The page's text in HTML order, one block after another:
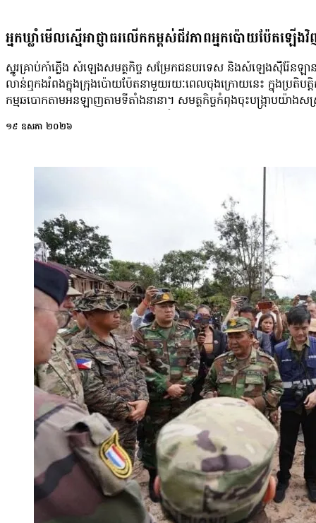
ពាល់បើយើងរវល់តែគិតបញ្ហាព្រំដែនពេក អារម្មណ៍របស់យើងវានៅអត់មូល
ពិបាកបែងចែកគិតរឿងប្រទេសជាតិផង ហើយលក់ដូរគិតច្រើនអីក៏វាអារម្មណ៍
ការវិលត្រលប់នៃសន្តិភាពពេញលេញ និងការបើកឱ្យភ្ញៀវទេសចរចូលទស្សនា
ដើម្បីឱ្យសេដ្ឋកិច្ចមូលដ្ឋានមានជីវិតសាជាថ្មី។ អ្នកស្រីអាជីវករលក់ភេសជ្ជៈរូបន
«ចង់ឱ្យស្រុកយើងសន្តិភាពវិញ អត់មានបញ្ហាអីកើតឡើង កុំឱ្យមានផលប៉ះពា
លក់ដូរ អ្នកធ្វើការវាខាតបង់ទាំងអស់ សិស្សសាលាក៏ខកខានរៀន។ ចង់ឱ្យ
ព្រះវិហារដែលអាជ្ញាធរត្រូវការពេលវេលាជួសជុល និងបោសសម្អាតយុទ្ធភណ្ឌ
អាចចំណាយពេលចន្លោះ​ពី៦ខែ ដល់១ឆ្នាំ។ លោក បន្ថែមទៀតថា បច្ចុប្បន្ននៅ
ប្រាសាទព្រះវិហារមានគ្រាប់មិនទាន់ផ្ទុះជាច្រើន ដែលសូម្បីកងកម្លាំងឈរជើ
ដើរតាមគំនូសណែនាំដោយស៊ីម៉ាក់ដែរ។ ហេតុដូចនេះហើយ អាជ្ញាធរនៅមិនទ
ពលរដ្ឋចូលទស្សនាប្រាសាទព្រះវិហារវិញនៅឡើយ ដើម្បីធានាដល់សុវត្ថិភា
និយាយថា៖ «ការបិទដោយសារការខូចខាតប្រាសាទព្រះវិហារធ្ងន់ធ្ងរ ហើយកន្ល
ច្រើន ដែលទាមទារឱ្យអាជ្ញាធរជាតិព្រះវិហារសង្រ្គោះប្រាសាទពីការដួលរលំប
មុនសិន»។ រីឯអភិបាលខេត្តព្រះវិហារលោក គីម រិទ្ធី បានបញ្ជាក់បន្ថែមដែរថា
វិហាររង​ផលប៉ះពាល់ធ្ងន់ធ្ងរពេក ទើបនៅមិនទាន់ឱ្យពលរដ្ឋចូលទស្សនាវិញ
លោក ថា ប្រសិនបើសប្បុរសជនមានបំណងចង់ជួយដល់ពលរដ្ឋរងផលប៉ះពាល់
បន្ទាត់ព្រំដែនអាចទាក់ទងមកអាជ្ញាធរនៅក្នុងតំបន់បាន។ អ្នកស្រាវជ្រាវការអ
សេដ្ឋកិច្ចលោកបណ្ឌិត ជ័យ តិច មានប្រសាសន៍ថា បញ្ហាកម្ពុជា-ថៃ អ្នកក្រពុ
ពលរដ្ឋរស់នៅតាមព្រំដែន ជាពិសេសអ្នកពឹងផ្អែកលើការដោះដូរទំនិញ។ ក
យល់ថា រដ្ឋាភិបាលត្រូវគិតគូរដល់ពលរដ្ឋទាំងនោះ តាមរយៈការបន្ថយពន្ធ និង
គាំពារសង្គមផ្សេងៗ។ ចំណែកវិស័យទេសចរណ៍ លោក ជ័យ តិច ផ្ដល់យោបល់
រដ្ឋាភិបាលគួរបង្កើតបរិយាកាសអំណោយផលដល់អ្នកទេសចរ ជាពិសេសទេសច
ដំណើរកំសាន្តទៅកាន់រមណីយដ្ឋាននានាតាមបន្ទាត់ព្រំដែន ដើម្បីរុញអាជីវក
ការប្រសើរឡើងវិញ ក៏ដូចជាផ្ដល់ប្រាក់ចំណូលបន្ថែមដល់ពលរដ្ឋផង។ លោក ប
រដ្ឋាភិបាលជួយជំរុញទេសចរណ៍ ជាពិសេសទេសចរណ៍ក្នុងស្រុក ទៅទស្សនា
ផ្សេងៗតាមបណ្ដោយព្រំដែននេះ ដើម្បីជួយពួកគាត់ក្នុងការលក់ដូរ ក៏ដូចជាប
ចំណូលសម្រាប់ជីវភាព»។ ជាងនេះទៅទៀត លោក ជ័យ តិច ថា រដ្ឋាភិបាលក៏ត្
ដល់កសិករតាមព្រំដែនដែលភាគច្រើនកសិផលរបស់ពួកគេនាំចេញទៅកាន់ប្រ
អ្នកឃ្លាំមើលស្នើអាជ្ញាធរលើកកម្ពស់ជីវភាពអ្នកប៉ោយប៉ែតឡើ
ស្នូរគ្រាប់កាំភ្លើង សំឡេងសមត្ថកិច្ច សម្រែកជនបរទេស និងសំឡេងស៊ឺរ៉ែន
លាន់ឮកងរំពងក្នុងក្រុងប៉ោយប៉ែតនាមួយរយៈពេលចុងក្រោយនេះ ក្នុងប្រតិបត្តិកា
កម្មឆបោកតាមអនឡាញតាមទីតាំងនានា។ សមត្ថកិច្ចកំពុងចុះបង្រ្កាបយ៉ាង
ប៉ុន្តែនៅជ្រុងម្ខាងទៀត គេក៏អាចស្តាប់ឮសំឡេងត្អូញត្អែរពីពលរដ្ឋមួយចំនួនកំពុ
ធ្វើការក្នុងជំរុំបោកប្រាស់ ខ្លះទៀតជាជាបុគ្គលិកកាស៊ីណូអនឡាញ។ យ៉ាងណាក្
ឆាប់បោសសម្អាតឧក្រិដ្ឋកម្មអនឡាញរួចរាល់ជាស្ថាពរ ន្អាលស្ដារសេដ្ឋកិច្ច
ជាឈ្មោះហៅក្រៅរបស់ពលរដ្ឋម្នាក់ដែលសុំមិនបញ្ចេញឈ្មោះពិត បានបង្ហាញក្ដីប
ក្រោយឃើញជនបរទេសជាច្រើននាក់ ត្រូវបានសមត្ថកិច្ចបង្ក្រាប។ មានមុខរប
ក្នុងសង្កាត់មួយនៅក្រុងប៉ោយប៉ែត អ្នកស្រីទទួលស្គាល់ថា ចំណូលមួយផ្នែកធំ
ប្រតិបត្តិករអនឡាញដែលទិញចំណីចំណុកប្រចាំថ្ងៃ។ អ្នកស្រីលើកឡើងថា៖
យើងលក់ដូររាល់ថ្ងៃផ្ដោតទៅលើជនជាតិច្រើនជាងខ្មែរ ព្រោះជនជាតិវាញាំរបស់
ដល់ពេលគេបង្ក្រាបមួយពីរបីអ៊ីចឹងទៅវាបាត់ច្រើន ហើយគ្នាភ័យខ្លាចក្នុងការ
ចេញមកទិញអីញាំ»។ មុនការបង្ក្រាបឧក្រិដ្ឋកម្មអនឡាញ ក្នុងមួយថ្ងៃ រីណា
បានពី៤ ទៅ៥សែនរៀល តែមកទល់ពេលនេះចំណូលបានធ្លាក់ចុះស្ទើរពាក់
នឹងបន្តធ្លាក់ចុះជាងនេះទៀត។ យ៉ាងណាម៉ិញ រីណា ទើបចាប់របរនេះបានជ
ក្រោយបាត់បង់ការងារជាបុគ្គ​លិកកាស៊ីណូ ដោយសារក្រុមហ៊ុនផ្លាស់ប្ដូរទីតាំងទ
បន្ទាប់ពីមានការផ្ទុះអាវុធនៅព្រំដែន ខែធ្នូ ឆ្នាំ២០២៥។ ស្ត្រីវ័យជាង២០ឆ្ន
ខ្លួនរងគ្រោះផ្នែកជីវភាពបីដងផ្ទួនៗគ្នា ក្នុងរយៈពេលមិនដល់១ឆ្នាំ។ រងគ្រោ
ដោយសារការបិទច្រកព្រំដែនអន្តរជាតិប៉ោយប៉ែតក្នុងខេត្តបន្ទាយមានជ័យ រ
ការបាត់បង់ការងារនៅកាស៊ីណូ និងទីបីគឺបាត់​បង់ចំណូល ដោយសារឥទ្ធិពលយុទ្ធ
ឧក្រិដ្ឋកម្មអនឡាញនៅខែមេសា ឆ្នាំ២០២៦។ អ្នកស្រីបន្តថា៖ «ប៉ះពាល់ច្រ
ផ្ទះជួលអត់មានចុះថ្លៃទេ ហើយក៏អត់ខ្វល់សេដ្ឋកិច្ចយើងក្រោយចុះបង្ក្រាបម៉េច
ត្រូវរ៉ាប់រងលុយអង្គការ (ធនាគាររាល់ខែ) អត់អាចខានបានទេ។ ហើយទី
តិច តែចំណាយវិញច្រើនដូចការញាំ ការ​ទិញរបស់យកមកលក់វិញ នៅថ្នាំសង្កូ
ផ្សេងទៀត»។ បើទោះបីខែមេសាបានកន្លងផុតទៅហើយក្ដី សកម្មភាពបង្ក្រា
១៩ ឧសភា ២០២៦